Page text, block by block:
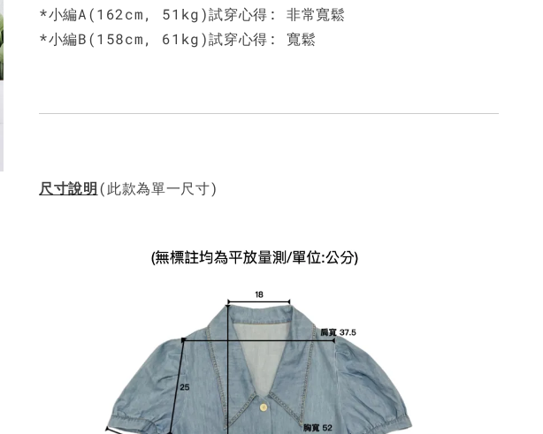
*小編A(162cm, 51kg)試穿心得: 非常寬鬆
*小編B(158cm, 61kg)試穿心得: 寬鬆
尺寸說明(此款為單一尺寸)